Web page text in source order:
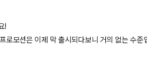
!
로모션은 이제 막 출시되다보니 거의 없는 수준